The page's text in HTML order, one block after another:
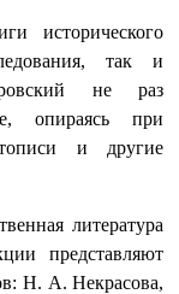
исторического
так и
не раз
опираясь при
и другие
литература
представляют
Н. А. Некрасова,